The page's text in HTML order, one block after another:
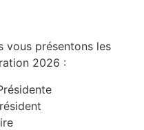
vous présentons les
2026 :